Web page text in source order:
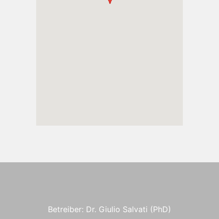
Betreiber: Dr. Giulio Salvati (PhD)